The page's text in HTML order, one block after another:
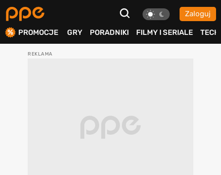
Zaloguj
PROMOCJE GRY PORADNIKI FILMY I SERIALE TECH